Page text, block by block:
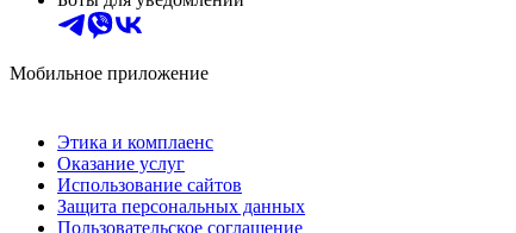
Мобильное приложение
Этика и комплаенс
Оказание услуг
Использование сайтов
Защита персональных данных
Пользовательское соглашение